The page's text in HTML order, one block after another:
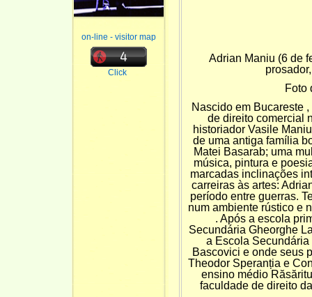
on-line - visitor map
Click
Adrian Maniu (6 de
Foto
Nascido em Bucareste
de direito comercial
historiador Vasile
de uma antiga família
Matei Basarab; uma
música, pintura e
marcadas inclinações
carreiras às artes:
período entre guerras.
num ambiente rústico e
. Após a escola
Secundária Gheorghe
a Escola
Bascovici e onde seus
Theodor Speranția e
ensino médio
faculdade de direito